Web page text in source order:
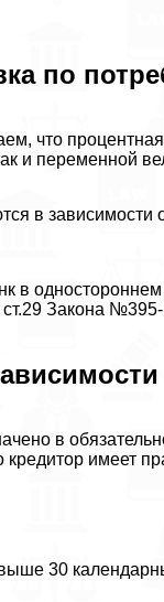
по
что
и переменной
в зависимости
в
ст.29 Закона
в
имеет
30